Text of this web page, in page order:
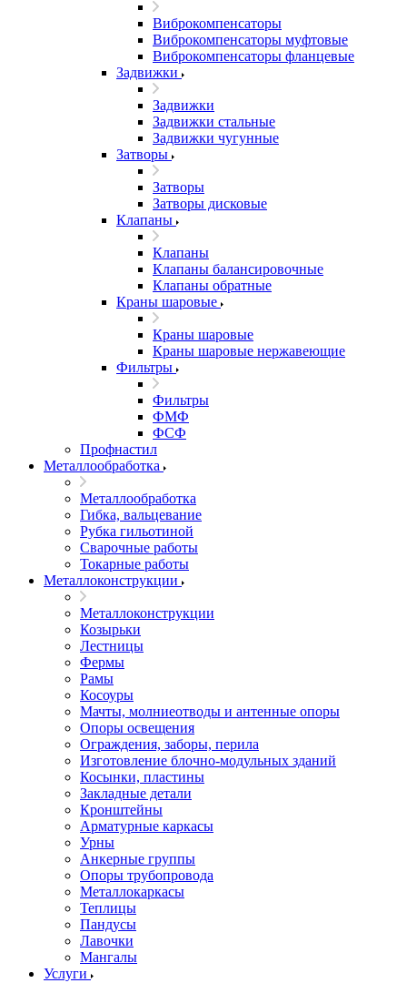
Виброкомпенсаторы
Виброкомпенсаторы муфтовые
Виброкомпенсаторы фланцевые
Задвижки
Задвижки
Задвижки стальные
Задвижки чугунные
Затворы
Затворы
Затворы дисковые
Клапаны
Клапаны
Клапаны балансировочные
Клапаны обратные
Краны шаровые
Краны шаровые
Краны шаровые нержавеющие
Фильтры
Фильтры
ФМФ
ФСФ
Профнастил
Металлообработка
Металлообработка
Гибка, вальцевание
Рубка гильотиной
Сварочные работы
Токарные работы
Металлоконструкции
Металлоконструкции
Козырьки
Лестницы
Фермы
Рамы
Косоуры
Мачты, молниеотводы и антенные опоры
Опоры освещения
Ограждения, заборы, перила
Изготовление блочно-модульных зданий
Косынки, пластины
Закладные детали
Кронштейны
Арматурные каркасы
Урны
Анкерные группы
Опоры трубопровода
Металлокаркасы
Теплицы
Пандусы
Лавочки
Мангалы
Услуги